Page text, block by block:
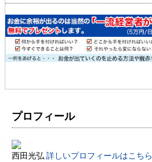
プロフィール
西田光弘 詳しいプロフィールはこちら